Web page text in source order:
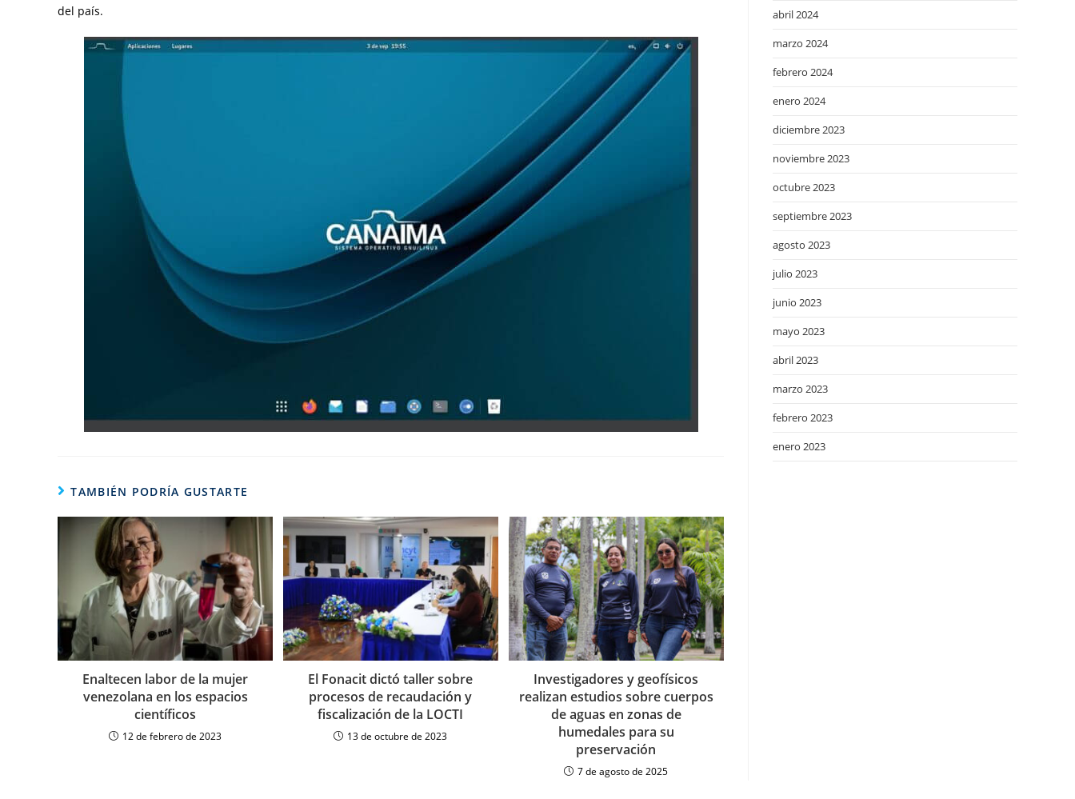
del país.
TAMBIÉN PODRÍA GUSTARTE
Enaltecen labor de la mujer
venezolana en los espacios
científicos
12 de febrero de 2023
El Fonacit dictó taller sobre
procesos de recaudación y
fiscalización de la LOCTI
13 de octubre de 2023
Investigadores y geofísicos
realizan estudios sobre cuerpos
de aguas en zonas de
humedales para su
preservación
7 de agosto de 2025
abril 2024
marzo 2024
febrero 2024
enero 2024
diciembre 2023
noviembre 2023
octubre 2023
septiembre 2023
agosto 2023
julio 2023
junio 2023
mayo 2023
abril 2023
marzo 2023
febrero 2023
enero 2023